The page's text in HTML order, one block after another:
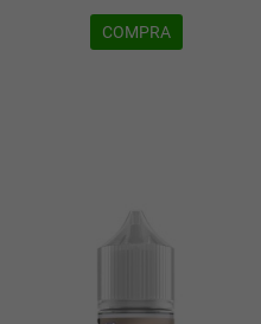
COMPRA